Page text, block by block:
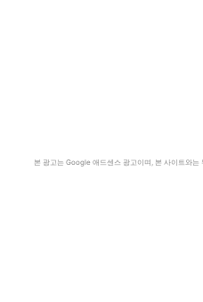
본 광고는 Google 애드센스 광고이며, 본 사이트와는